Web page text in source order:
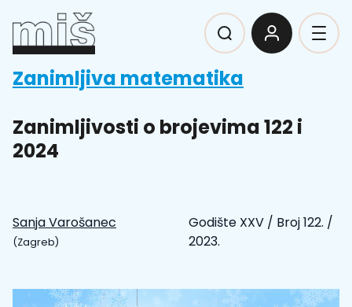
Zanimljiva matematika
Zanimljivosti o brojevima 122 i
2024
Sanja Varošanec
(Zagreb)
Godište XXV/ Broj 122. /
2023.